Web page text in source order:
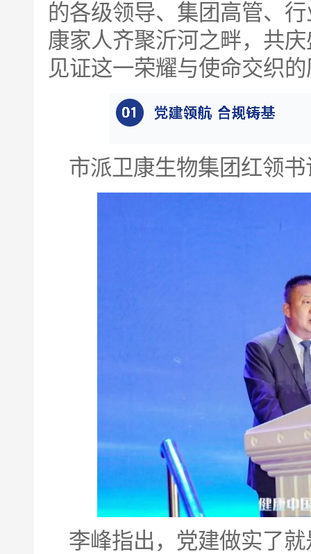
的各级领导、集团高管、
康家人齐聚沂河之畔，共
见证这一荣耀与使命交织
市派卫康生物集团红领
李峰指出，党建做实了